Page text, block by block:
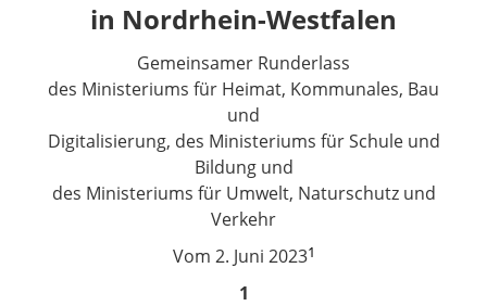
in Nordrhein-Westfalen
Gemeinsamer Runderlass
des Ministeriums für Heimat, Kommunales, Bau
und
Digitalisierung, des Ministeriums für Schule und
Bildung und
des Ministeriums für Umwelt, Naturschutz und
Verkehr
Vom 2. Juni 20231
1